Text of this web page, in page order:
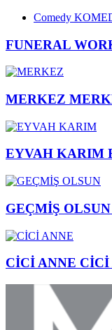
Comedy
FUNERAL
MERKEZ
EYVAH KARIM
GEÇMİŞ OLSUN
CİCİ ANNE CİCİ